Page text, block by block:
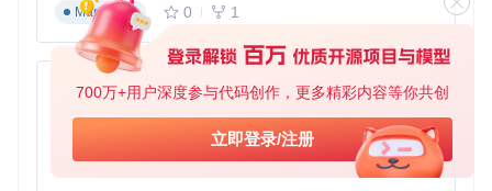
700万+用户深度参与代码创作，更多精彩内容等你共创
立即登录/注册
🎮 在动作冒险游戏中，精准的视角控制和快速的攻击反应至
关重要。右摇杆通常映射为鼠标视角，左肩键用于锁定目标，
右肩键则对应攻击和跳跃。
将右摇杆映射为鼠标移动，调整合适的灵敏度
左肩键（L1）映射为目标锁定（通常是键盘上的Tab键）
Markdown
0 1
py-xiaozhi
基于Python的Xiaozhi AI，适用于想要完整Xiaozhi体验而无需拥有专用硬件的用户。
Python
0 1